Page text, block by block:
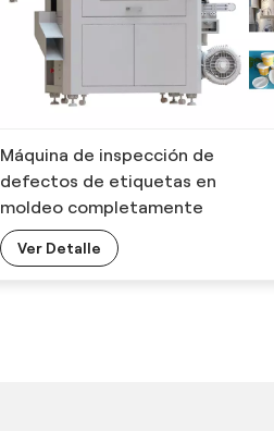
Máquina de inspección de
defectos de etiquetas en
moldeo completamente
automática
Ver Detalle